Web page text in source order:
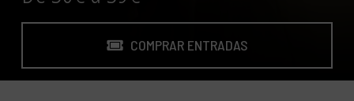
COMPRAR ENTRADAS